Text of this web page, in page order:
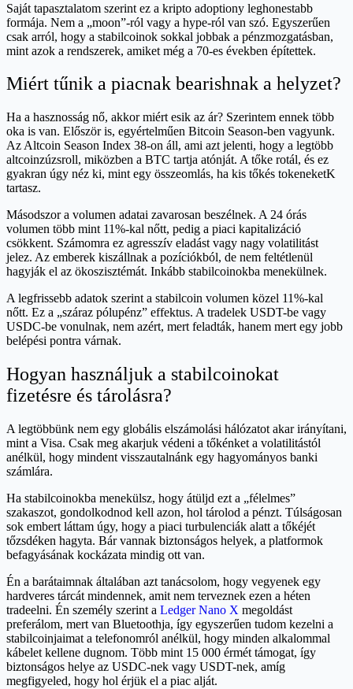
Saját tapasztalatom szerint ez a kripto adoptiony leghonestabb
formája. Nem a „moon”-ról vagy a hype-ról van szó. Egyszerűen
csak arról, hogy a stabilcoinok sokkal jobbak a pénzmozgatásban,
mint azok a rendszerek, amiket még a 70-es években építettek.
Miért tűnik a piacnak bearishnak a helyzet?
Ha a hasznosság nő, akkor miért esik az ár? Szerintem ennek több
oka is van. Először is, egyértelműen Bitcoin Season-ben vagyunk.
Az Altcoin Season Index 38-on áll, ami azt jelenti, hogy a legtöbb
altcoinzúzsroll, miközben a BTC tartja atónját. A tőke rotál, és ez
gyakran úgy néz ki, mint egy összeomlás, ha kis tőkés tokeneketK
tartasz.
Másodszor a volumen adatai zavarosan beszélnek. A 24 órás
volumen több mint 11%-kal nőtt, pedig a piaci kapitalizáció
csökkent. Számomra ez agresszív eladást vagy nagy volatilitást
jelez. Az emberek kiszállnak a pozíciókból, de nem feltétlenül
hagyják el az ökoszisztémát. Inkább stabilcoinokba menekülnek.
A legfrissebb adatok szerint a stabilcoin volumen közel 11%-kal
nőtt. Ez a „száraz pólupénz” effektus. A tradelek USDT-be vagy
USDC-be vonulnak, nem azért, mert feladták, hanem mert egy jobb
belépési pontra várnak.
Hogyan használjuk a stabilcoinokat
fizetésre és tárolásra?
A legtöbbünk nem egy globális elszámolási hálózatot akar irányítani,
mint a Visa. Csak meg akarjuk védeni a tőkénket a volatilitástól
anélkül, hogy mindent visszautalnánk egy hagyományos banki
számlára.
Ha stabilcoinokba menekülsz, hogy átüljd ezt a „félelmes”
szakaszot, gondolkodnod kell azon, hol tárolod a pénzt. Túlságosan
sok embert láttam úgy, hogy a piaci turbulenciák alatt a tőkéjét
tőzsdéken hagyta. Bár vannak biztonságos helyek, a platformok
befagyásának kockázata mindig ott van.
Én a barátaimnak általában azt tanácsolom, hogy vegyenek egy
hardveres tárcát mindennek, amit nem terveznek ezen a héten
tradeelni. Én személy szerint a Ledger Nano X megoldást
preferálom, mert van Bluetoothja, így egyszerűen tudom kezelni a
stabilcoinjaimat a telefonomról anélkül, hogy minden alkalommal
kábelet kellene dugnom. Több mint 15 000 érmét támogat, így
biztonságos helye az USDC-nek vagy USDT-nek, amíg
megfigyeled, hogy hol érjük el a piac alját.